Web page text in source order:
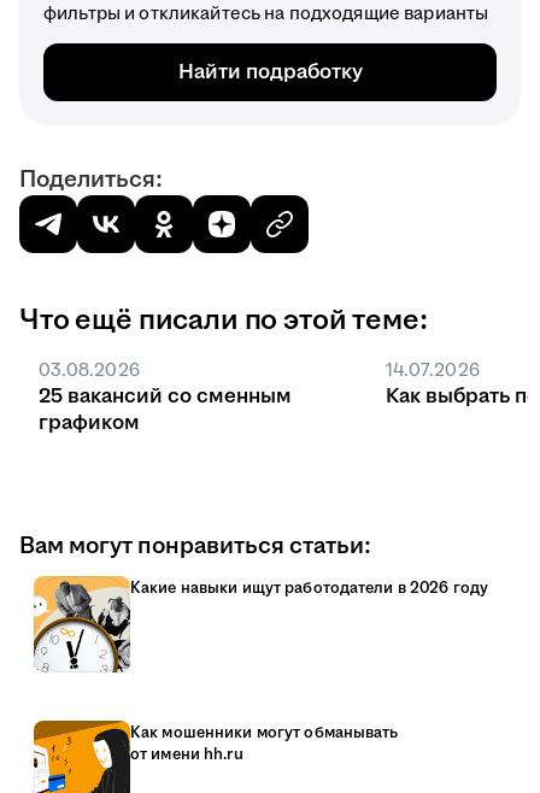
фильтры и откликайтесь на подходящие варианты
Найти подработку
Поделиться:
Что ещё писали по этой теме:
03.08.2026
25 вакансий со сменным
графиком
14.07.2026
Как выбрать
Вам могут понравиться статьи:
Какие навыки ищут работодатели в 2026 году
Как мошенники могут обманывать
от имени hh.ru